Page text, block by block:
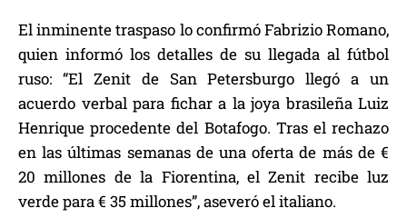
El inminente traspaso lo confirmó Fabrizio Romano,
quien informó los detalles de su llegada al fútbol
ruso: “El Zenit de San Petersburgo llegó a un
acuerdo verbal para fichar a la joya brasileña Luiz
Henrique procedente del Botafogo. Tras el rechazo
en las últimas semanas de una oferta de más de €
20 millones de la Fiorentina, el Zenit recibe luz
verde para € 35 millones”, aseveró el italiano.